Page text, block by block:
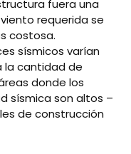
fuera una
requerida se
costosa.
sísmicos varían
la cantidad de
donde los
sísmica son altos –
de construcción